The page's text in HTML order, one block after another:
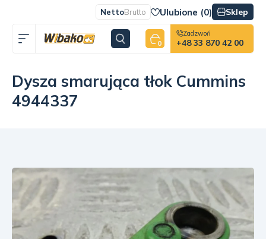
NettoBrutto Ulubione (0) Sklep
0
Zadzwoń
+48 33 870 42 00
Dysza smarująca tłok Cummins
4944337